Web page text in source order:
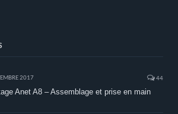
2017 44
Anet A8 – Assemblage et prise en main